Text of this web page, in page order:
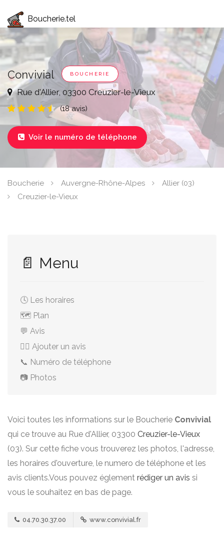
Boucherie.tel
Convivial BOUCHERIE
Rue d'Allier, 03300 Creuzier-le-Vieux
(18 avis)
 Voir le numéro de téléphone
Boucherie Auvergne-Rhône-Alpes
Allier (03)
Creuzier-le-Vieux
📄 Menu
🕓 Les horaires
🗺️ Plan
💬 Avis
✍🏻 Ajouter un avis
📞 Numéro de téléphone
📷 Photos
Voici toutes les informations sur le Boucherie Convivial
qui ce trouve au Rue d'Allier, 03300 Creuzier-le-Vieux
(03). Sur cette fiche vous trouverez les photos, l'adresse,
les horaires d'ouverture, le numero de téléphone et les
avis clients.Vous pouvez églement rédiger un avis si
vous le souhaitez en bas de page.
04.70.30.37.00 www.convivial.fr